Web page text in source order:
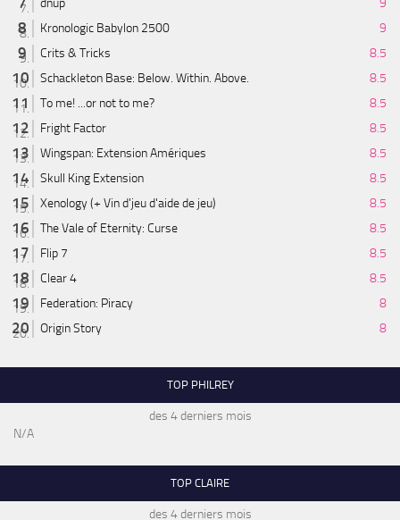
Kronologic Babylon 2500
9
Crits & Tricks
8.5
Schackleton Base: Below. Within. Above.
8.5
To me! ...or not to me?
8.5
Fright Factor
8.5
Wingspan: Extension Amériques
8.5
Skull King Extension
8.5
Xenology (+ Vin d'jeu d'aide de jeu)
8.5
The Vale of Eternity: Curse
8.5
Flip 7
8.5
Clear 4
8.5
Federation: Piracy
8
Origin Story
8
TOP PHILREY
des 4 derniers mois
N/A
TOP CLAIRE
des 4 derniers mois